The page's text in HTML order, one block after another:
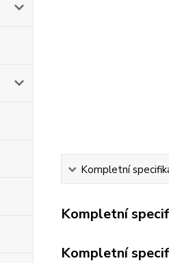
Kompletní
Kompletní
Kompletní